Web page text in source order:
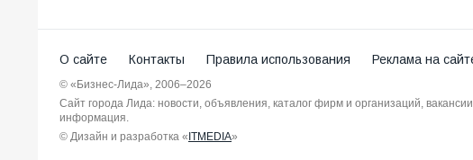
О сайте Контакты Правила использования Реклама на
© «Бизнес-Лида», 2006–2026
Сайт города Лида: новости, объявления, каталог фирм и организаций,
информация.
© Дизайн и разработка «ITMEDIA»